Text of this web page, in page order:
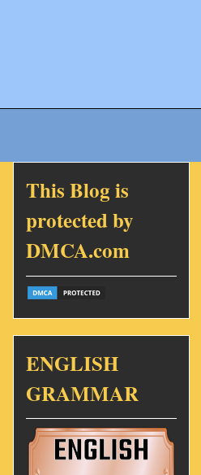
This Blog is
protected by
DMCA.com
ENGLISH
GRAMMAR